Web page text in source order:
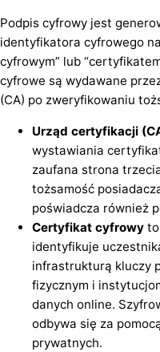
Podpis cyfrowy jest
identyfikatora cyfrowego
cyfrowym” lub
cyfrowe są wydawane
(CA) po zweryfikowaniu
Urząd certyfikacji
wystawiania
zaufana strona
tożsamość
poświadcza również
Certyfikat cyfrowy
identyfikuje
infrastrukturą kluczy
fizycznym i
danych online.
odbywa się za
prywatnych.